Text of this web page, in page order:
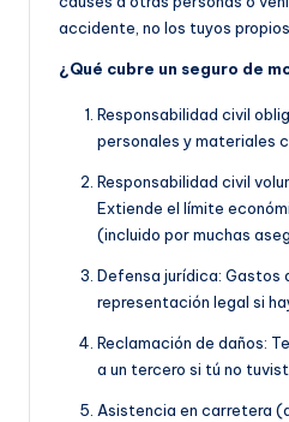
accidente, no los tuyos
¿Qué cubre un seguro de
Responsabilidad civil
personales y materiales
Responsabilidad civil
Extiende el límite
(incluido por muchas
Defensa jurídica: Gastos
representación legal si
Reclamación de daños:
a un tercero si tú no
Asistencia en carretera